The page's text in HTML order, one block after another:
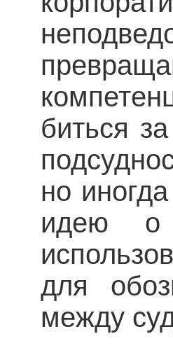
биться
но
идею о
для
между